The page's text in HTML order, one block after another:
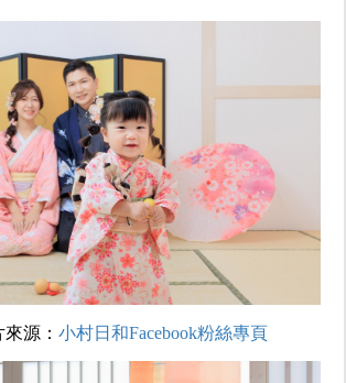
源： 小村日和Facebook粉絲專頁